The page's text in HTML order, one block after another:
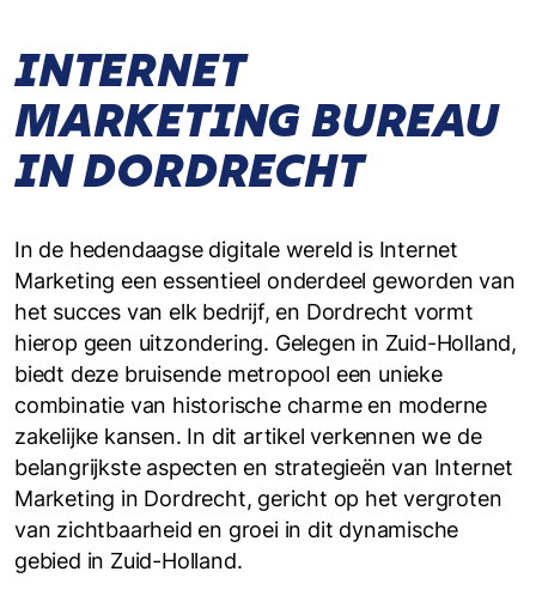
INTERNET
MARKETING BUREAU
IN DORDRECHT
In de hedendaagse digitale wereld is Internet
Marketing een essentieel onderdeel geworden van
het succes van elk bedrijf, en Dordrecht vormt
hierop geen uitzondering. Gelegen in Zuid-Holland,
biedt deze bruisende metropool een unieke
combinatie van historische charme en moderne
zakelijke kansen. In dit artikel verkennen we de
belangrijkste aspecten en strategieën van Internet
Marketing in Dordrecht, gericht op het vergroten
van zichtbaarheid en groei in dit dynamische
gebied in Zuid-Holland.